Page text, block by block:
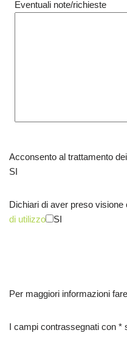
Eventuali note/richieste
Acconsento al trattamento
SI
Dichiari di aver preso visione
di utilizzo
SI
Per maggiori informazioni
I campi contrassegnati con *